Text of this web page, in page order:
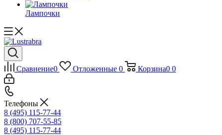
Лампочки
Сравнение0 Отложенные 0 Корзина0 0
Телефоны
8 (495) 115-77-44
8 (800) 707-55-85
8 (495) 115-77-44